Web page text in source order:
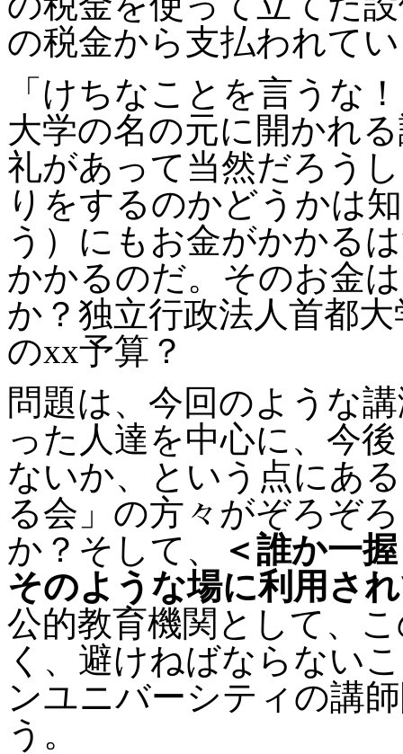
の税金から支払われて
「けちなことを言うな
大学の名の元に開かれ
礼があって当然だろう
りをするのかどうかは
う）にもお金がかかる
かかるのだ。そのお金
か？独立行政法人首都
のxx予算？
問題は、今回のような
った人達を中心に、今
ないか、という点にあ
る会」の方々がぞろぞ
か？そして、
＜誰か一
そのような場に利用さ
公的教育機関として、
く、避けねばならない
ンユニバーシティの講
う。